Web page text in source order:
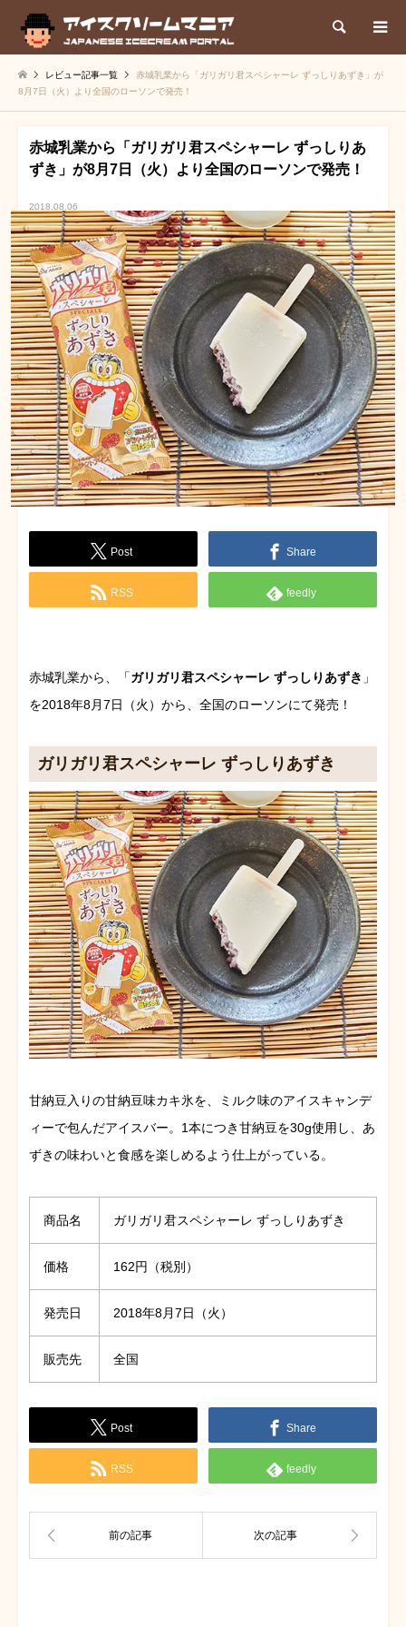
検索
レビュー記事一覧
赤城乳業から「ガリガリ君スペシャーレ ずっしりあずき」が
8月7日（火）より全国のローソンで発売！
赤城乳業から「ガリガリ君スペシャーレ ずっしりあ
ずき」が8月7日（火）より全国のローソンで発売！
2018.08.06
Post Share
RSS feedly
赤城乳業から、「ガリガリ君スペシャーレ ずっしりあずき 」
を2018年8月7日（火）から、全国のローソンにて発売！
ガリガリ君スペシャーレ ずっしりあずき
甘納豆入りの甘納豆味カキ氷を、ミルク味のアイスキャンデ
ィーで包んだアイスバー。1本につき甘納豆を30g使用し、あ
ずきの味わいと食感を楽しめるよう仕上がっている。
商品名 ガリガリ君スペシャーレ ずっしりあずき
価格 162円（税別）
発売日 2018年8月7日（火）
販売先 全国
Post Share
RSS feedly